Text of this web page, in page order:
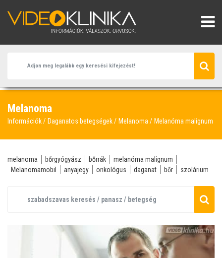
Melanoma
Információk Daganatos betegségek Melanoma Melanóma malignum
melanoma bőrgyógyász bőrrák
melanóma malignum
Melanomamobil
anyajegy onkológus daganat bőr szolárium